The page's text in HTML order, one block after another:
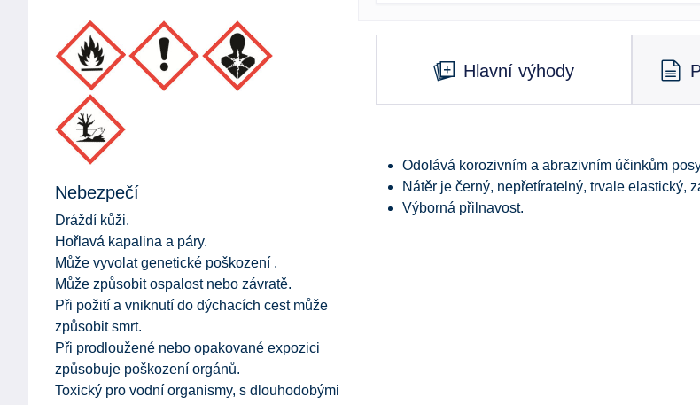
Nebezpečí
Dráždí kůži.
Hořlavá kapalina a páry.
Může vyvolat genetické poškození .
Může způsobit ospalost nebo závratě.
Při požití a vniknutí do dýchacích cest může
způsobit smrt.
Při prodloužené nebo opakované expozici
způsobuje poškození orgánů.
Toxický pro vodní organismy, s dlouhodobými
Hlavní výhody
Odolává korozivním a abrazivním účinkům
Nátěr je černý, nepřetíratelný, trvale elastický,
Výborná přilnavost.